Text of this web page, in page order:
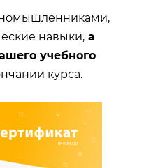
навыки, а
учебного
курса.